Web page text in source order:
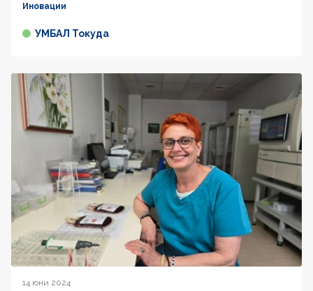
Иновации
УМБАЛ Токуда
14 юни 2024